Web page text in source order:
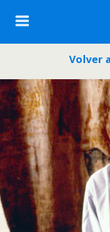
Volver